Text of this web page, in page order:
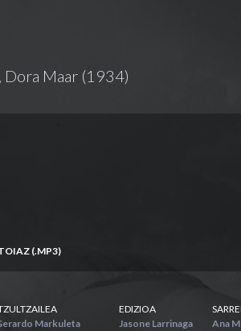
Dora Maar (1934)
(.MP3)
Markuleta
EDIZIOA
Jasone Larrinaga
Ana